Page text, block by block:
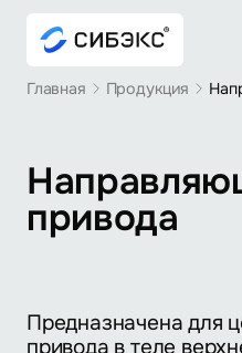
Главная Продукция
привода
Предназначена для
привода в теле